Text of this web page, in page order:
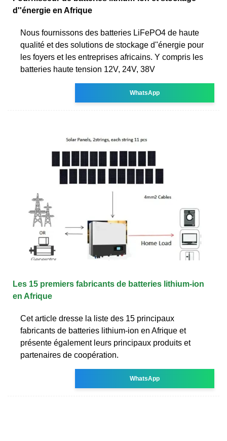
d''énergie en Afrique
Nous fournissons des batteries LiFePO4 de haute
qualité et des solutions de stockage d''énergie pour
les foyers et les entreprises africains. Y compris les
batteries haute tension 12V, 24V, 38V
WhatsApp
Les 15 premiers fabricants de batteries lithium-ion
en Afrique
Cet article dresse la liste des 15 principaux
fabricants de batteries lithium-ion en Afrique et
présente également leurs principaux produits et
partenaires de coopération.
WhatsApp